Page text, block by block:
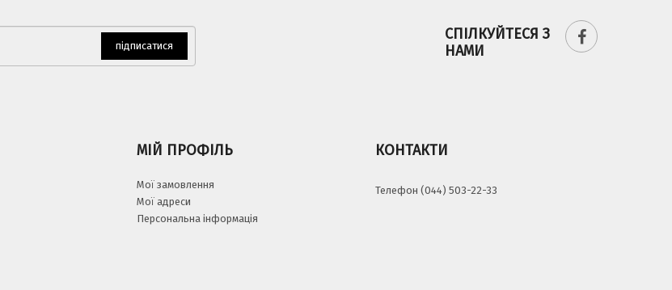
підписатися
СПІЛКУЙТЕСЯ З
НАМИ
МІЙ ПРОФІЛЬ
Мої замовлення
Мої адреси
Персональна інформація
КОНТАКТИ
Телефон (044) 503-22-33